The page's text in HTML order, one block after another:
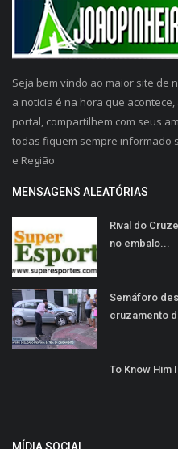
Seja bem vindo ao maior site de
a noticia é na hora que
portal, compartilhem com seus
todas fiquem sempre informado
e Região
MENSAGENS ALEATÓRIAS
Rival do
no embalo...
Semáforo
cruzamento
To Know Him
MÍDIA SOCIAL